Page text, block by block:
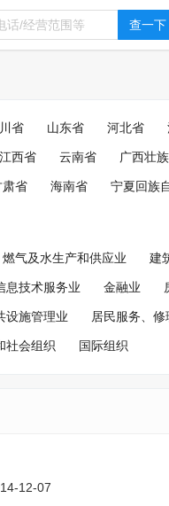
查一下
省 山东省 河北省
江西省 云南省 广西壮
肃省 海南省 宁夏回族
气及水生产和供应业 建
息技术服务业 金融业
设施管理业 居民服务、
社会组织 国际组织
12-07